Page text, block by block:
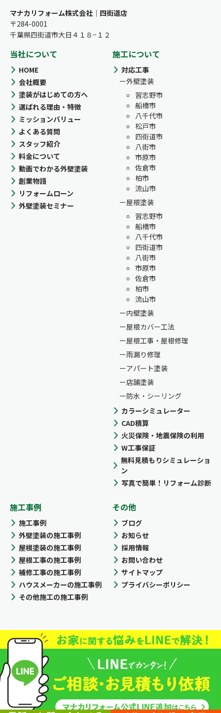
マナカリフォーム株式会社｜四街道店
〒284-0001
千葉県四街道市大日４１８−１２
当社について
HOME
会社概要
塗装がはじめての方へ
選ばれる理由・特徴
ミッションバリュー
よくある質問
スタッフ紹介
料金について
動画でわかる外壁塗装
創業物語
リフォームローン
外壁塗装セミナー
施工について
対応工事
外壁塗装
習志野市
船橋市
八千代市
松戸市
四街道市
八街市
市原市
佐倉市
柏市
流山市
屋根塗装
習志野市
船橋市
八千代市
四街道市
八街市
市原市
佐倉市
柏市
流山市
内壁塗装
屋根カバー工法
屋根工事・屋根修理
雨漏り修理
アパート塗装
店舗塗装
防水・シーリング
カラーシミュレーター
CAD積算
火災保険・地震保険の利用
W工事保証
無料見積もりシミュレーショ
ン
写真で簡単！リフォーム診断
施工事例
施工事例
外壁塗装の施工事例
屋根塗装の施工事例
屋根工事の施工事例
補修工事の施工事例
ハウスメーカーの施工事例
その他施工の施工事例
その他
ブログ
お知らせ
採用情報
お問い合わせ
サイトマップ
プライバシーポリシー